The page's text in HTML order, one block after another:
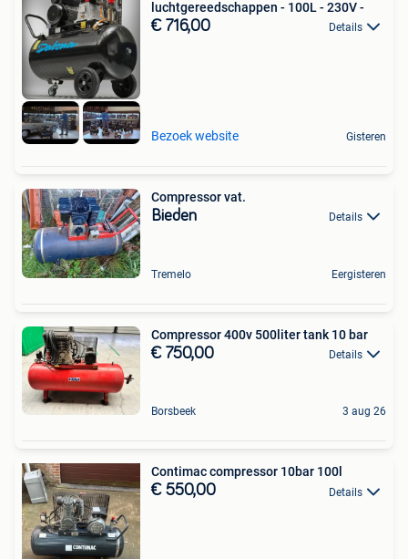
luchtgereedschappen - 100L - 230V -
€ 716,00 Details
Bezoek website Gisteren
Compressor vat.
Bieden Details
Tremelo Eergisteren
Compressor 400v 500liter tank 10 bar
€ 750,00 Details
Borsbeek 3 aug 26
Contimac compressor 10bar 100l
€ 550,00 Details